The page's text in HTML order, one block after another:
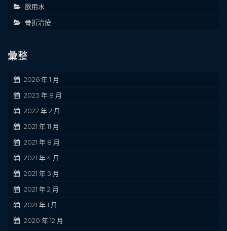
飲用水
骨折治療
彙整
2026 年 1 月
2023 年 8 月
2022 年 2 月
2021 年 11 月
2021 年 8 月
2021 年 4 月
2021 年 3 月
2021 年 2 月
2021 年 1 月
2020 年 12 月